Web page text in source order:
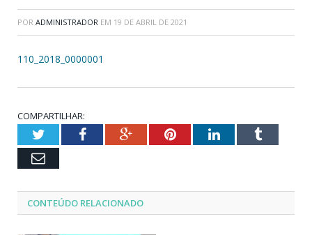
POR ADMINISTRADOR EM 19 DE ABRIL DE 2021
110_2018_0000001
COMPARTILHAR:
TwitterFacebookGoogle+PinterestLinkedInTumblr
Email
CONTEÚDO RELACIONADO